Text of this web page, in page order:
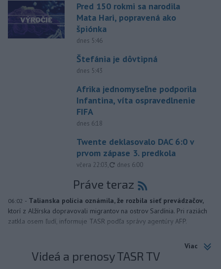
Pred 150 rokmi sa narodila
Mata Hari, popravená ako
špiónka
dnes 5:46
Štefánia je dôvtipná
dnes 5:43
Afrika jednomyseľne podporila
Infantina, víta ospravedlnenie
FIFA
dnes 6:18
Twente deklasovalo DAC 6:0 v
prvom zápase 3. predkola
včera 22:03, aktualizované
dnes 6:00
Práve teraz
06:02 - Talianska polícia oznámila, že rozbila sieť prevádzačov,
ktorí z Alžírska dopravovali migrantov na ostrov Sardínia. Pri raziách
zatkla osem ľudí, informuje TASR podľa správy agentúry AFP.
Viac
Videá a prenosy TASR TV